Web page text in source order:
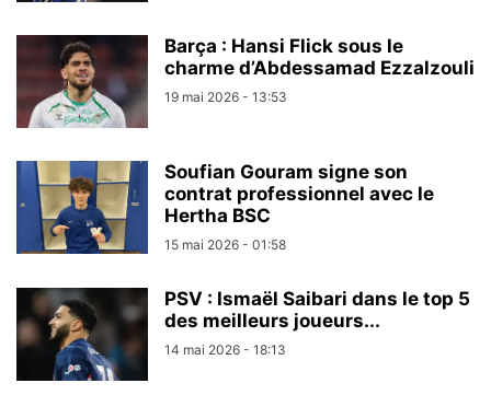
Barça : Hansi Flick sous le
charme d’Abdessamad Ezzalzouli
19 mai 2026 - 13:53
Soufian Gouram signe son
contrat professionnel avec le
Hertha BSC
15 mai 2026 - 01:58
PSV : Ismaël Saibari dans le top 5
des meilleurs joueurs...
14 mai 2026 - 18:13